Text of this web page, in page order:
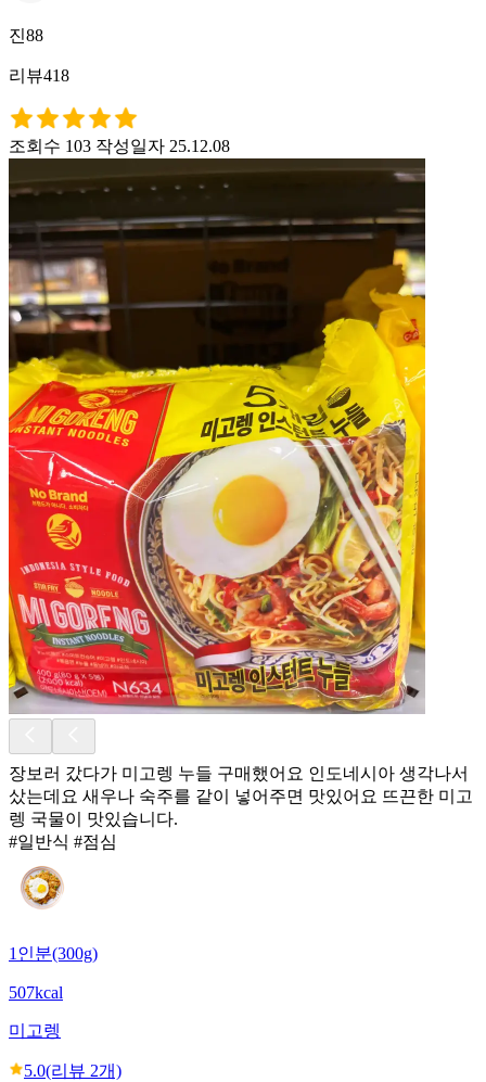
진88
리뷰418
조회수 103 작성일자 25.12.08
장보러 갔다가 미고렝 누들 구매했어요 인도네시아 생각나서
샀는데요 새우나 숙주를 같이 넣어주면 맛있어요 뜨끈한 미고
렝 국물이 맛있습니다.
#일반식 #점심
1인분(300g)
507kcal
미고렝
5.0(리뷰 2개)